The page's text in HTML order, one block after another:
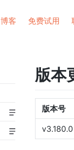
博客 免费试用
版本
版本号
v3.180.0